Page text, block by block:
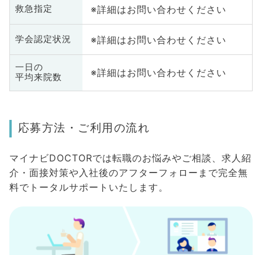
救急指定 ※詳細はお問い合わせください
学会認定状況 ※詳細はお問い合わせください
一日の
平均来院数
※詳細はお問い合わせください
応募方法・ご利用の流れ
マイナビDOCTORでは転職のお悩みやご相談、求人紹
介・面接対策や入社後のアフターフォローまで完全無
料でトータルサポートいたします。